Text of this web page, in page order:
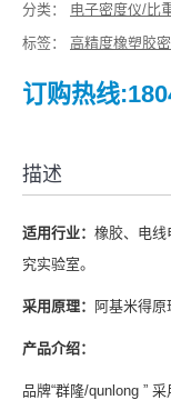
分类： 电子密度仪/比
标签： 高精度橡塑胶
订购热线
描述
适用行业： 橡胶、电线
究实验室。
采用原理： 阿基米得
产品介绍：
品牌“群隆/qunlong ”